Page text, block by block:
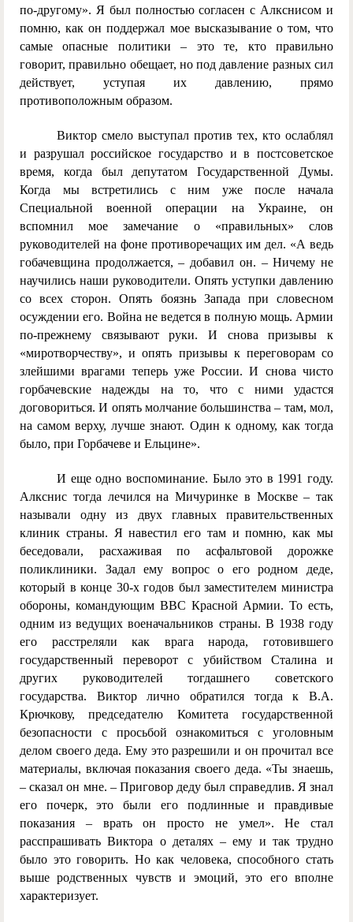
по-другому». Я был полностью согласен с Алкснисом и
помню, как он поддержал мое высказывание о том, что
самые опасные политики – это те, кто правильно
говорит, правильно обещает, но под давление разных сил
действует, уступая их давлению, прямо
противоположным образом.
Виктор смело выступал против тех, кто ослаблял
и разрушал российское государство и в постсоветское
время, когда был депутатом Государственной Думы.
Когда мы встретились с ним уже после начала
Специальной военной операции на Украине, он
вспомнил мое замечание о «правильных» слов
руководителей на фоне противоречащих им дел. «А ведь
гобачевщина продолжается, – добавил он. – Ничему не
научились наши руководители. Опять уступки давлению
со всех сторон. Опять боязнь Запада при словесном
осуждении его. Война не ведется в полную мощь. Армии
по-прежнему связывают руки. И снова призывы к
«миротворчеству», и опять призывы к переговорам со
злейшими врагами теперь уже России. И снова чисто
горбачевские надежды на то, что с ними удастся
договориться. И опять молчание большинства – там, мол,
на самом верху, лучше знают. Один к одному, как тогда
было, при Горбачеве и Ельцине».
И еще одно воспоминание. Было это в 1991 году.
Алкснис тогда лечился на Мичуринке в Москве – так
называли одну из двух главных правительственных
клиник страны. Я навестил его там и помню, как мы
беседовали, расхаживая по асфальтовой дорожке
поликлиники. Задал ему вопрос о его родном деде,
который в конце 30-х годов был заместителем министра
обороны, командующим ВВС Красной Армии. То есть,
одним из ведущих военачальников страны. В 1938 году
его расстреляли как врага народа, готовившего
государственный переворот с убийством Сталина и
других руководителей тогдашнего советского
государства. Виктор лично обратился тогда к В.А.
Крючкову, председателю Комитета государственной
безопасности с просьбой ознакомиться с уголовным
делом своего деда. Ему это разрешили и он прочитал все
материалы, включая показания своего деда. «Ты знаешь,
– сказал он мне. – Приговор деду был справедлив. Я знал
его почерк, это были его подлинные и правдивые
показания – врать он просто не умел». Не стал
расспрашивать Виктора о деталях – ему и так трудно
было это говорить. Но как человека, способного стать
выше родственных чувств и эмоций, это его вполне
характеризует.